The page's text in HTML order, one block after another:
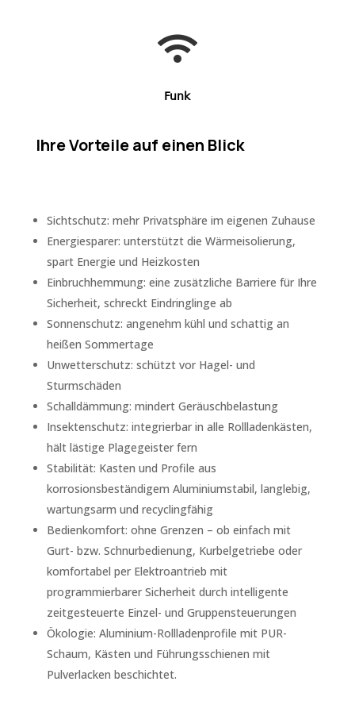

Funk
Ihre Vorteile auf einen Blick
Sichtschutz: mehr Privatsphäre im eigenen Zuhause
Energiesparer: unterstützt die Wärmeisolierung,
spart Energie und Heizkosten
Einbruchhemmung: eine zusätzliche Barriere für Ihre
Sicherheit, schreckt Eindringlinge ab
Sonnenschutz: angenehm kühl und schattig an
heißen Sommertage
Unwetterschutz: schützt vor Hagel- und
Sturmschäden
Schalldämmung: mindert Geräuschbelastung
Insektenschutz: integrierbar in alle Rollladenkästen,
hält lästige Plagegeister fern
Stabilität: Kasten und Profile aus
korrosionsbeständigem Aluminiumstabil, langlebig,
wartungsarm und recyclingfähig
Bedienkomfort: ohne Grenzen – ob einfach mit
Gurt- bzw. Schnurbedienung, Kurbelgetriebe oder
komfortabel per Elektroantrieb mit
programmierbarer Sicherheit durch intelligente
zeitgesteuerte Einzel- und Gruppensteuerungen
Ökologie: Aluminium-Rollladenprofile mit PUR-
Schaum, Kästen und Führungsschienen mit
Pulverlacken beschichtet.